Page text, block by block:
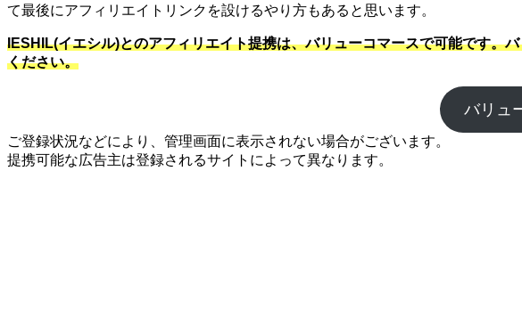
て最後にアフィリエイトリンクを設けるやり方もあると思います。
IESHIL(イエシル)とのアフィリエイト提携は、バリューコマースで可能です。
ください。
バリュ
ご登録状況などにより、管理画面に表示されない場合がございます。
提携可能な広告主は登録されるサイトによって異なります。